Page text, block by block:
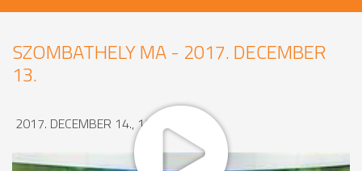
SZOMBATHELY MA - 2017. DECEMBER
13.
2017. DECEMBER 14., 16:26